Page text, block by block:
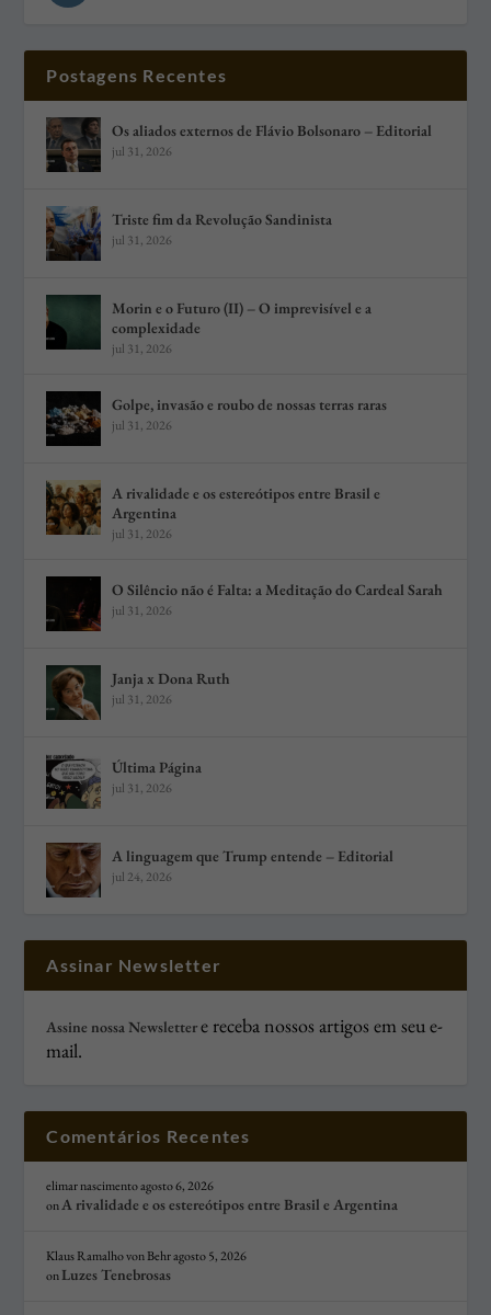
Postagens Recentes
Os aliados externos de Flávio Bolsonaro – Editorial
jul 31, 2026
Triste fim da Revolução Sandinista
jul 31, 2026
Morin e o Futuro (II) – O imprevisível e a
complexidade
jul 31, 2026
Golpe, invasão e roubo de nossas terras raras
jul 31, 2026
A rivalidade e os estereótipos entre Brasil e
Argentina
jul 31, 2026
O Silêncio não é Falta: a Meditação do Cardeal Sarah
jul 31, 2026
Janja x Dona Ruth
jul 31, 2026
Última Página
jul 31, 2026
A linguagem que Trump entende – Editorial
jul 24, 2026
Assinar Newsletter
Assine nossa Newslettere receba nossos artigos em seu e-
mail.
Comentários Recentes
elimar nascimentoagosto 6, 2026
onA rivalidade e os estereótipos entre Brasil e Argentina
Klaus Ramalho von Behragosto 5, 2026
onLuzes Tenebrosas